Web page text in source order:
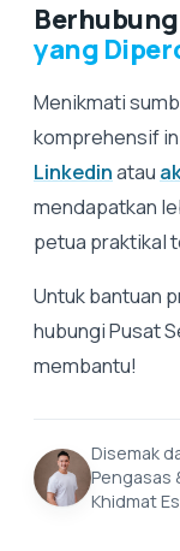
yang
Menikmati
komprehensif
Linkedinatau
mendapatkan
petua praktikal
Untuk bantuan
hubungi Pusat
membantu!
Disemak
Pengasas
Khidmat